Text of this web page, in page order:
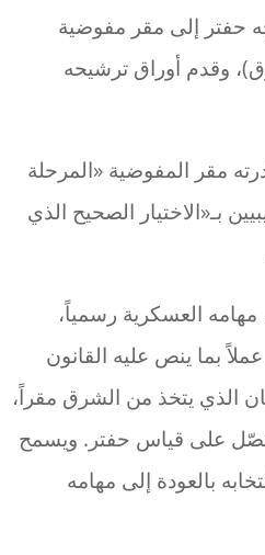
حفتر إلى مقر مفوضية
وقدم أوراق ترشيحه
مقر المفوضية «المرحلة
بـ«الاختيار الصحيح الذي
في 22 أيلول، مهامه العسكرية رسمياً،
بما ينص عليه القانون
الذي يتخذ من الشرق مقراً،
على قياس حفتر. ويسمح
بالعودة إلى مهامه